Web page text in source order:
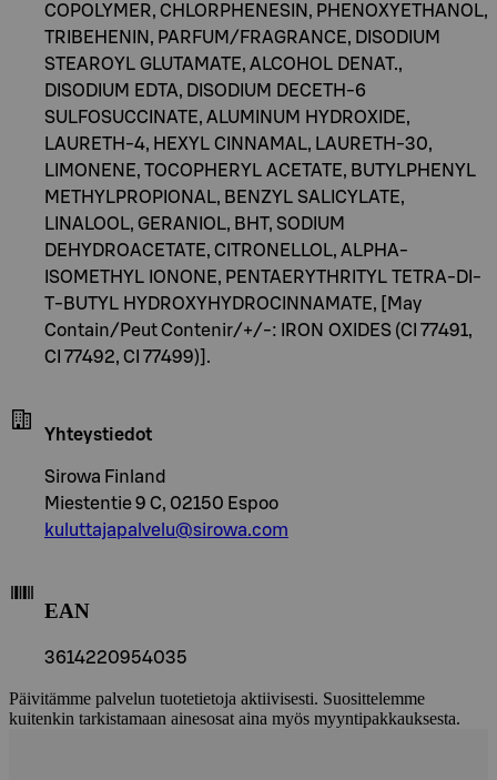
COPOLYMER, CHLORPHENESIN, PHENOXYETHANOL,
TRIBEHENIN, PARFUM/FRAGRANCE, DISODIUM
STEAROYL GLUTAMATE, ALCOHOL DENAT.,
DISODIUM EDTA, DISODIUM DECETH-6
SULFOSUCCINATE, ALUMINUM HYDROXIDE,
LAURETH-4, HEXYL CINNAMAL, LAURETH-30,
LIMONENE, TOCOPHERYL ACETATE, BUTYLPHENYL
METHYLPROPIONAL, BENZYL SALICYLATE,
LINALOOL, GERANIOL, BHT, SODIUM
DEHYDROACETATE, CITRONELLOL, ALPHA-
ISOMETHYL IONONE, PENTAERYTHRITYL TETRA-DI-
T-BUTYL HYDROXYHYDROCINNAMATE, [May
Contain/Peut Contenir/+/-: IRON OXIDES (CI 77491,
CI 77492, CI 77499)].
Yhteystiedot
Sirowa Finland
Miestentie 9 C, 02150 Espoo
kuluttajapalvelu@sirowa.com
EAN
3614220954035
Päivitämme palvelun tuotetietoja aktiivisesti. Suosittelemme
kuitenkin tarkistamaan ainesosat aina myös myyntipakkauksesta.